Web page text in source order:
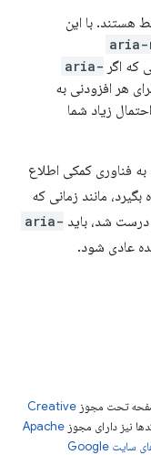
هستند. با این
aria-
که اگر aria-
هر افزودنی به
زیاد شما
فناوری کمکی اطلاع
مانند زمانی که
شد، باید aria-
صفحه تحت مجوز Creative
نیز دارای مجوز Apache
خطمشی‌های سایت Google